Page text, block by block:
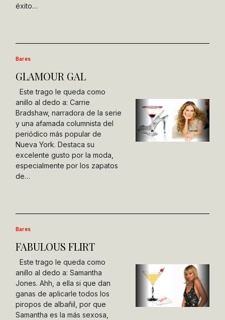
éxito…
Bares
GLAMOUR GAL
Este trago le queda como
anillo al dedo a: Carrie
Bradshaw, narradora de la serie
y una afamada columnista del
periódico más popular de
Nueva York. Destaca su
excelente gusto por la moda,
especialmente por los zapatos
de…
Bares
FABULOUS FLIRT
Este trago le queda como
anillo al dedo a: Samantha
Jones. Ahh, a ella si que dan
ganas de aplicarle todos los
piropos de albañil, por que
Samantha es la más sexosa,